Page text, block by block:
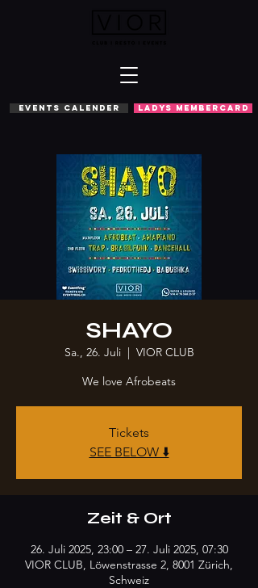
EVENTS CALENDER LADYS MEMBERCARD
SHAYO
Sa., 26. Juli
  |
VIOR CLUB
We love Afrobeats
Tickets
SEE BELOW ⬇️
Zeit & Ort
26. Juli 2025, 23:00 – 27. Juli 2025, 07:30
VIOR CLUB, Löwenstrasse 2, 8001 Zürich,
Schweiz